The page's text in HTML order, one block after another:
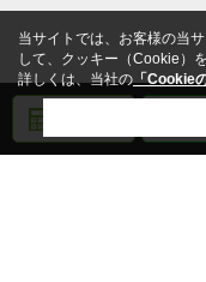
当サイトでは、お客様の当
して、クッキー（Cookie）
詳しくは、当社の「Cookie